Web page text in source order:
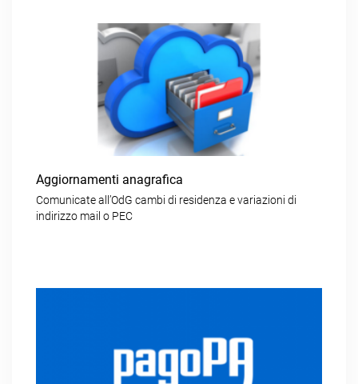
Aggiornamenti anagrafica
Comunicate all’OdG cambi di residenza e variazioni di
indirizzo mail o PEC